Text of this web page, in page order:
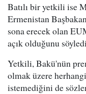
Batılı bir yetkili ise
Ermenistan
sona erecek olan
açık olduğunu
Yetkili, Bakü'nün
olmak üzere
istemediğini de